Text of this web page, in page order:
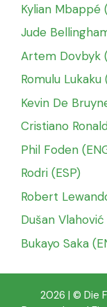
Kylian Mbappé
Jude
Artem Dovbyk
Romulu Lukaku
Kevin De
Cristiano
Phil Foden
Rodri (ESP)
Robert
Dušan Vlahović
Bukayo Saka
2026 | © Die